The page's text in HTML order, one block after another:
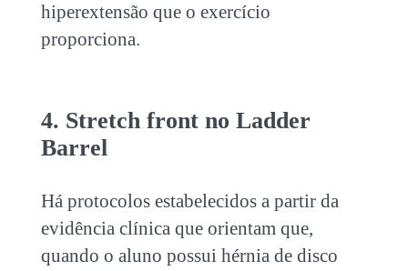
hiperextensão que o exercício
proporciona.
4. Stretch front no Ladder
Barrel
Há protocolos estabelecidos a partir da
evidência clínica que orientam que,
quando o aluno possui hérnia de disco